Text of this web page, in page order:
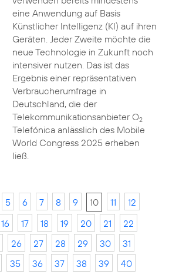
eine Anwendung auf Basis
Künstlicher Intelligenz (KI) auf ihren
Geräten. Jeder Zweite möchte die
neue Technologie in Zukunft noch
intensiver nutzen. Das ist das
Ergebnis einer repräsentativen
Verbraucherumfrage in
Deutschland, die der
Telekommunikationsanbieter O2
Telefónica anlässlich des Mobile
World Congress 2025 erheben
ließ.
5 6 7 8 9 10 11
12
16 17 18 19 20 21
22
26 27 28 29 30
31
35 36 37 38 39
40